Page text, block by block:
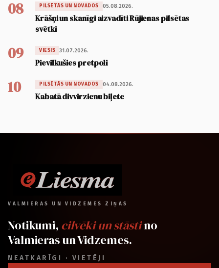
08 PILSĒTĀS UN NOVADOS 05.08.2026.
Krāšņi un skanīgi aizvadīti Rūjienas pilsētas
svētki
09 VIESIS 31.07.2026.
Pievilkušies pretpoli
10 PILSĒTĀS UN NOVADOS 04.08.2026.
Kabatā divvirzienu biļete
VALMIERAS UN VIDZEMES ZIŅAS
Notikumi, cilvēki un stāstino
Valmieras un Vidzemes.
NEATKARĪGI · VIETĒJI